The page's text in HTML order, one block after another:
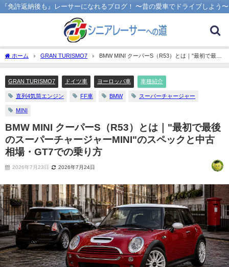
『免許返納後も』レーサーになれるブログ！ 〜昔の愛車でドライブしよう〜
ホーム GRAN TURISMO7
BMW MINI クーパーS（R53）とは｜"最初で最後
のスーパーチャージャーMINI"のスペックと中古相場・GT7での乗り方
GRAN TURISMO7 ドイツ車 ヨーロッパ車 車種紹介
直列4気筒エンジン FF車 BMW スーパーチャージャー
MINI
BMW MINI クーパーS（R53）とは｜"最初で最後
のスーパーチャージャーMINI"のスペックと中古
相場・GT7での乗り方
2026年7月23日 2026年7月24日